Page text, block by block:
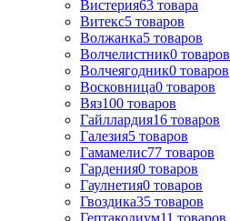
Вистерия63 товара
Витекс5 товаров
Волжанка5 товаров
Волчелистник0 товаров
Волчеягодник0 товаров
Восковница0 товаров
Вяз100 товаров
Гайллардия16 товаров
Галезия5 товаров
Гамамелис77 товаров
Гардения0 товаров
Гаулнетия0 товаров
Гвоздика35 товаров
Гептакодиум11 товаров